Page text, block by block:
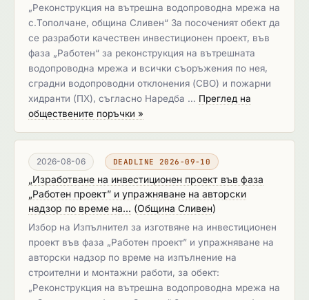
„Реконструкция на вътрешна водопроводна мрежа на
с.Тополчане, община Сливен“ За посоченият обект да
се разработи качествен инвестиционен проект, във
фаза „Работен“ за реконструкция на вътрешната
водопроводна мрежа и всички съоръжения по нея,
сградни водопроводни отклонения (СВО) и пожарни
хидранти (ПХ), съгласно Наредба … Преглед на
обществените поръчки »
2026-08-06 DEADLINE 2026-09-10
„Изработване на инвестиционен проект във фаза
„Работен проект” и упражняване на авторски
надзор по време на... (Община Сливен)
Избор на Изпълнител за изготвяне на инвестиционен
проект във фаза „Работен проект” и упражняване на
авторски надзор по време на изпълнение на
строителни и монтажни работи, за обект:
„Реконструкция на вътрешна водопроводна мрежа на